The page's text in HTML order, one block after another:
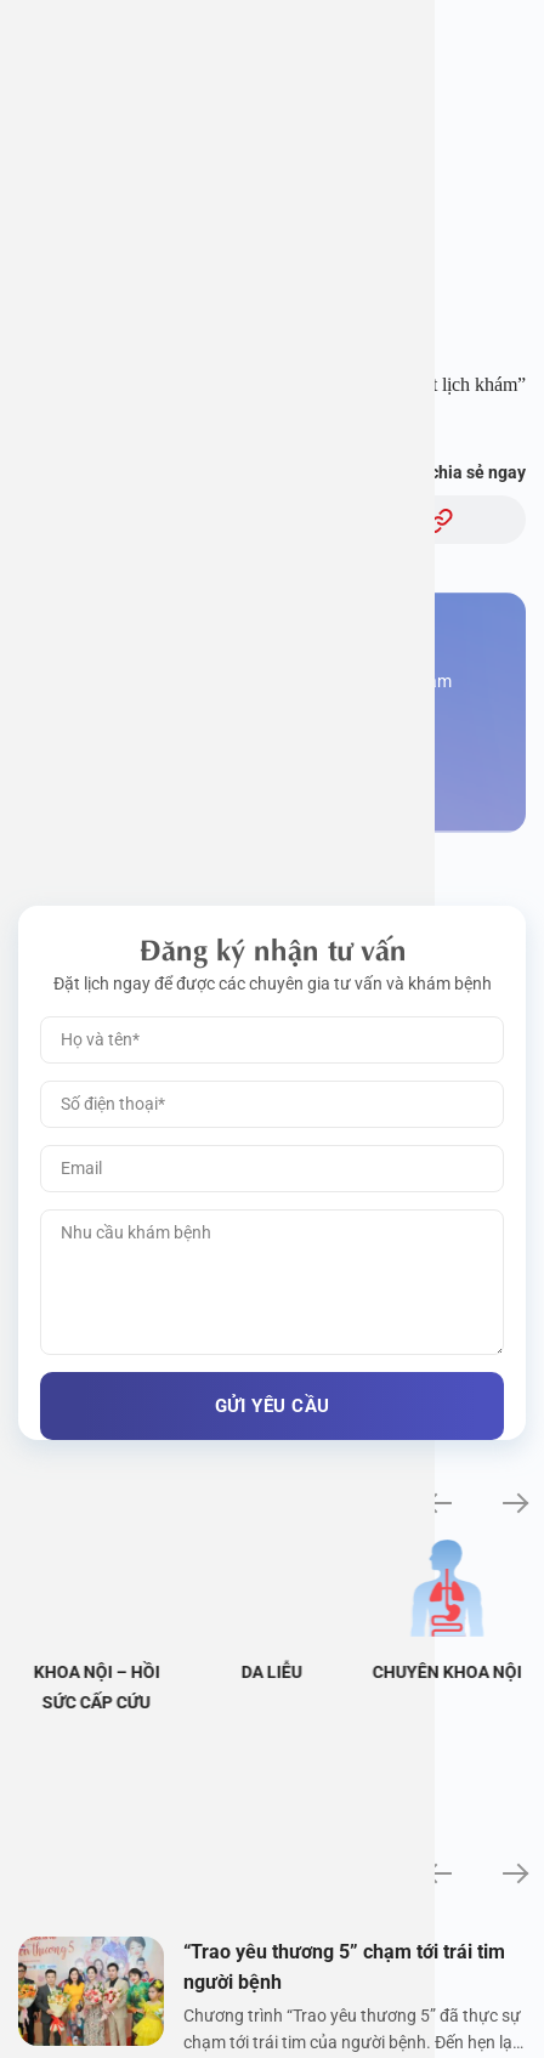
Tải APP Bệnh viện An Việt để “Tra cứu kết quả – Đặt lịch khám”
Bạn thấy thông tin này hữu ích, chia sẻ ngay
Đăng kí ngay để được các chuyên gia tư vấn và khám
Đăng ký nhận tư vấn
Đặt lịch ngay để được các chuyên gia tư vấn và khám bệnh
KHOA NỘI – HỒI
SỨC CẤP CỨU
DA LIỄU CHUYÊN KHOA NỘI
“Trao yêu thương 5” chạm tới trái tim
người bệnh
Chương trình “Trao yêu thương 5” đã thực sự
chạm tới trái tim của người bệnh. Đến hẹn lại